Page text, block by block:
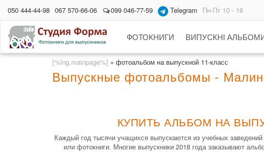
050 444-44-98 067 570-66-06 099 046-77-59 Telegram Пн-Пт 10 - 18
ФОТОКНИГИ ВИПУСКНІ
[%lng.mainpage%] » фотоальбом на выпускной 11-класс
Выпускные фотоальбомы -
КУПИТЬ АЛЬБОМ НА
Каждый год тысячи учащихся выпускаются из учебных
или фотокниги. Многие выпускники 2018 года заказывают